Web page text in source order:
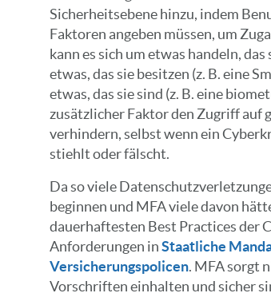
Sicherheitsebene hinzu, indem
Faktoren angeben müssen, um
kann es sich um etwas handeln,
etwas, das sie besitzen (z. B. eine
etwas, das sie sind (z. B. eine
zusätzlicher Faktor den Zugriff auf
verhindern, selbst wenn ein
stiehlt oder fälscht.
Da so viele
beginnen und MFA viele davon
dauerhaftesten Best Practices der
Anforderungen inStaatliche
Versicherungspolicen. MFA sorgt
Vorschriften einhalten und sicher